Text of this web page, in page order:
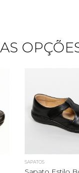
Quero me
SAPATOS